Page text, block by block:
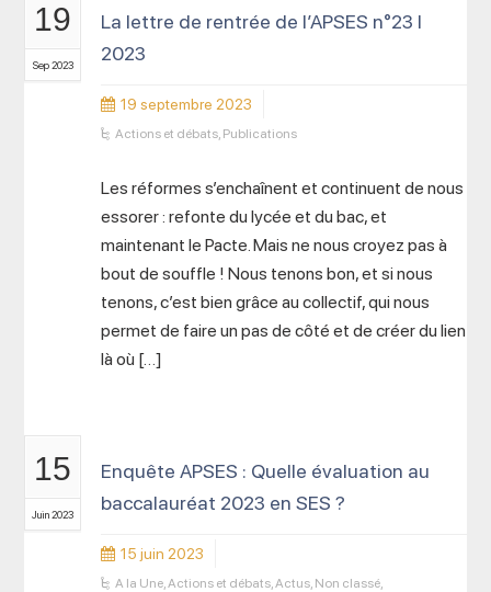
19
Sep 2023
La lettre de rentrée de l’APSES n°23 I
2023
19 septembre 2023
Actions et débats, Publications
Les réformes s’enchaînent et continuent de nous
essorer : refonte du lycée et du bac, et
maintenant le Pacte. Mais ne nous croyez pas à
bout de souffle ! Nous tenons bon, et si nous
tenons, c’est bien grâce au collectif, qui nous
permet de faire un pas de côté et de créer du lien
là où […]
15
Juin 2023
Enquête APSES : Quelle évaluation au
baccalauréat 2023 en SES ?
15 juin 2023
A la Une,Actions et débats,Actus, Non classé,